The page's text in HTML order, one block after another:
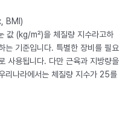
BMI)
값 (kg/m²)을 체질량 지수라고하
는 기준입니다. 특별한 장비를 필요
사용됩니다. 다만 근육과 지방량을
리나라에서는 체질량 지수가 25를